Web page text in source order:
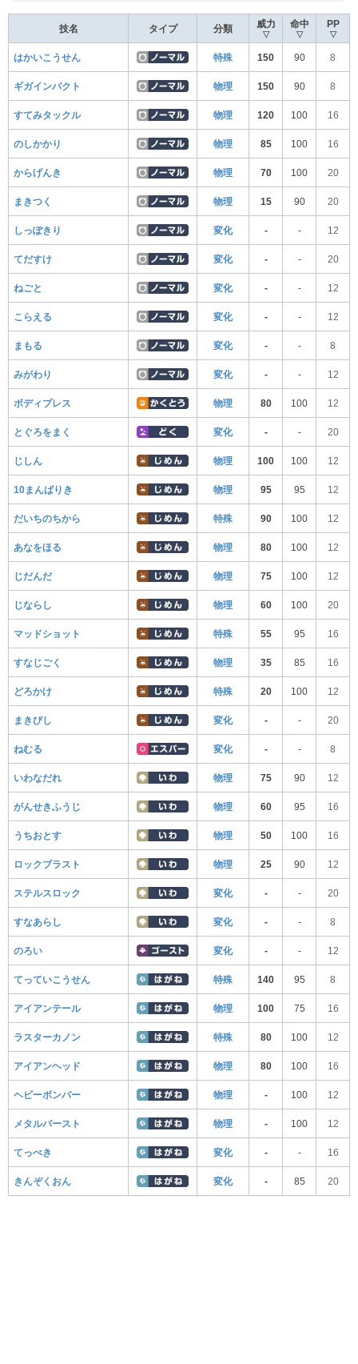
技名 タイプ 分類 威力
▽
命中
▽
PP
▽
はかいこうせん 特殊 150 90 8
ギガインパクト 物理 150 90 8
すてみタックル 物理 120 100 16
のしかかり 物理 85 100 16
からげんき 物理 70 100 20
まきつく 物理 15 90 20
しっぽきり 変化 - - 12
てだすけ 変化 - - 20
ねごと 変化 - - 12
こらえる 変化 - - 12
まもる 変化 - - 8
みがわり 変化 - - 12
ボディプレス 物理 80 100 12
とぐろをまく 変化 - - 20
じしん 物理 100 100 12
10まんばりき 物理 95 95 12
だいちのちから 特殊 90 100 12
あなをほる 物理 80 100 12
じだんだ 物理 75 100 12
じならし 物理 60 100 20
マッドショット 特殊 55 95 16
すなじごく 物理 35 85 16
どろかけ 特殊 20 100 12
まきびし 変化 - - 20
ねむる 変化 - - 8
いわなだれ 物理 75 90 12
がんせきふうじ 物理 60 95 16
うちおとす 物理 50 100 16
ロックブラスト 物理 25 90 12
ステルスロック 変化 - - 20
すなあらし 変化 - - 8
のろい 変化 - - 12
てっていこうせん 特殊 140 95 8
アイアンテール 物理 100 75 16
ラスターカノン 特殊 80 100 12
アイアンヘッド 物理 80 100 16
ヘビーボンバー 物理 - 100 12
メタルバースト 物理 - 100 12
てっぺき 変化 - - 16
きんぞくおん 変化 - 85 20